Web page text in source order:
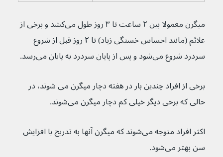
میگرن معمولا بین ۲ ساعت تا ۳ روز طول می‌کشد و برخی از
علائم (مانند احساس خستگی زیاد) تا ۲ روز قبل از شروع
سردرد شروع می‌شود و پس از پایان سردرد به پایان می‌رسد.
برخی از افراد چندین بار در هفته دچار میگرن می شوند، در
حالی که برخی دیگر خیلی کم دچار میگرن می‌شوند.
اکثر افراد متوجه می‌شوند که میگرن آنها به تدریج با افزایش
سن بهتر می‌شود.